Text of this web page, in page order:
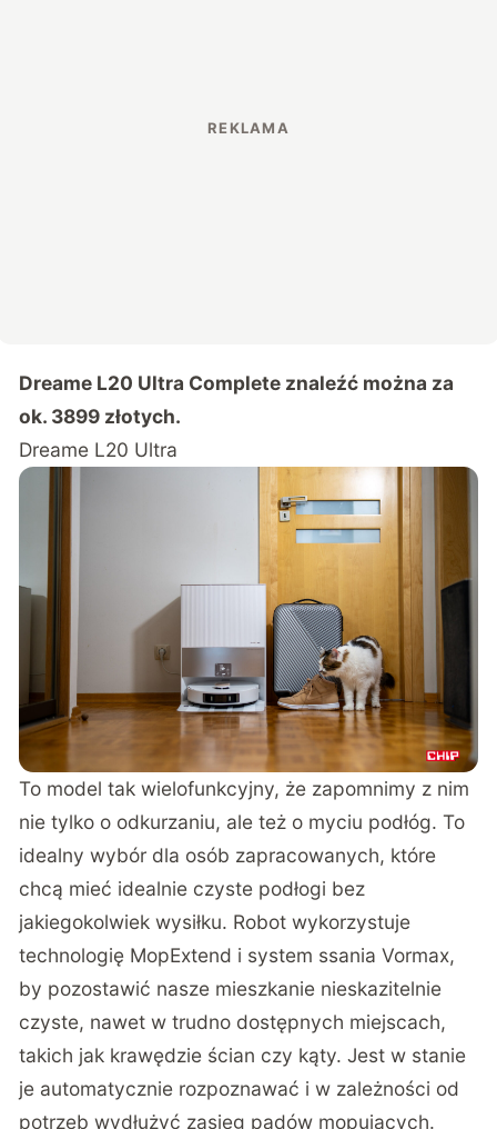
Dreame L20 Ultra Complete znaleźć można za
ok. 3899 złotych.
Dreame L20 Ultra
To model tak wielofunkcyjny, że zapomnimy z nim
nie tylko o odkurzaniu, ale też o myciu podłóg. To
idealny wybór dla osób zapracowanych, które
chcą mieć idealnie czyste podłogi bez
jakiegokolwiek wysiłku. Robot wykorzystuje
technologię MopExtend i system ssania Vormax,
by pozostawić nasze mieszkanie nieskazitelnie
czyste, nawet w trudno dostępnych miejscach,
takich jak krawędzie ścian czy kąty. Jest w stanie
je automatycznie rozpoznawać i w zależności od
potrzeb wydłużyć zasięg padów mopujących.